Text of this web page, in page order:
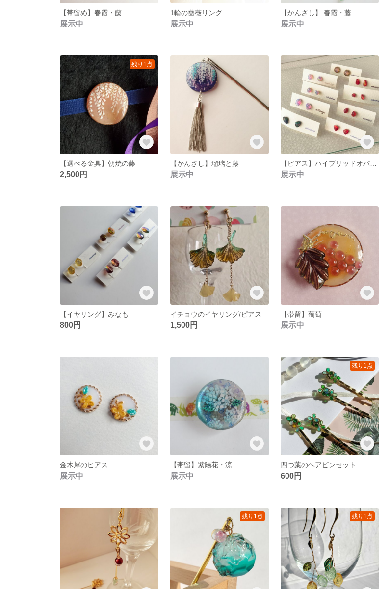
【帯留め】春霞・藤
展示中
1輪の薔薇リング
展示中
【かんざし】 春霞・藤
展示中
残り1点
【選べる金具】朝焼の藤
2,500円
【かんざし】瑠璃と藤
展示中
【ピアス】ハイブリッドオパール
展示中
【イヤリング】みなも
800円
イチョウのイヤリング/ピアス
1,500円
【帯留】葡萄
展示中
金木犀のピアス
展示中
【帯留】紫陽花・涼
展示中
残り1点
四つ葉のヘアピンセット
600円
残り1点 残り1点